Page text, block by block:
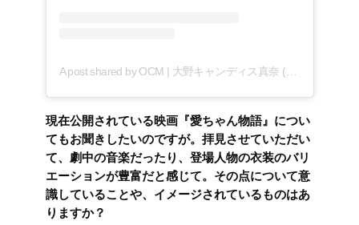
現在公開されている映画『愛ちゃん物語』につい
てもお聞きしたいのですが。拝見させていただい
て、劇中の音楽だったり、登場人物の衣装のバリ
エーションが豊富だと感じて。その点について意
識していることや、イメージされているものはあ
りますか？